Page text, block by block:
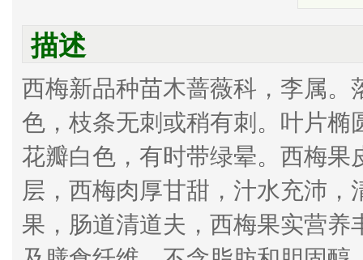
描述
西梅新品种苗木蔷薇科，李属
色，枝条无刺或稍有刺。叶片
花瓣白色，有时带绿晕。西梅
层，西梅肉厚甘甜，汁水充沛
果，肠道清道夫，西梅果实营